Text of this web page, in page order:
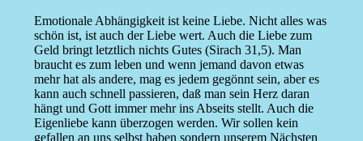
Emotionale Abhängigkeit ist keine Liebe. Nicht alles was
schön ist, ist auch der Liebe wert. Auch die Liebe zum
Geld bringt letztlich nichts Gutes (Sirach 31,5). Man
braucht es zum leben und wenn jemand davon etwas
mehr hat als andere, mag es jedem gegönnt sein, aber es
kann auch schnell passieren, daß man sein Herz daran
hängt und Gott immer mehr ins Abseits stellt. Auch die
Eigenliebe kann überzogen werden. Wir sollen kein
gefallen an uns selbst haben sondern unserem Nächsten